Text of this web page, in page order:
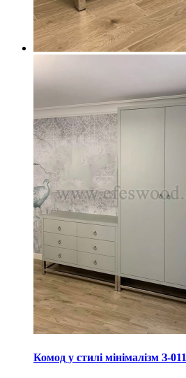
Комод у стилі мінімалізм З-011